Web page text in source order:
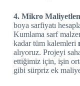
4. Mikro
boya sarfiyatı
Kumlama sarf
kadar tüm kalemleri
alıyoruz. Projeyi
ettiğimiz için, işin
gibi sürpriz ek